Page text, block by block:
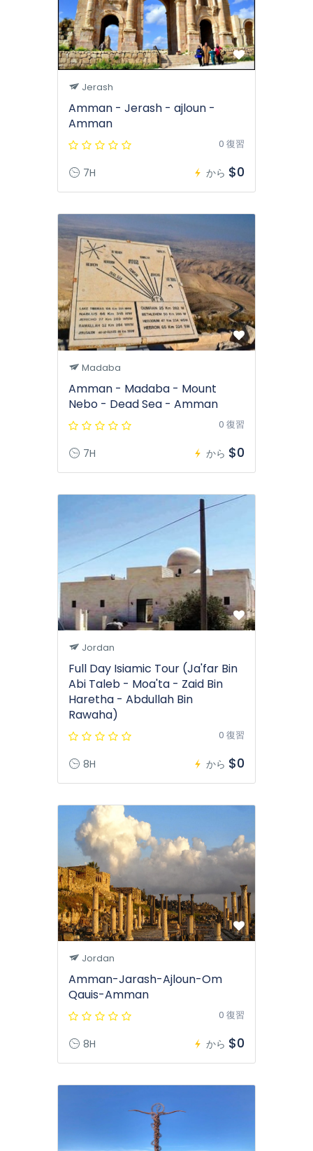
Jerash
Amman - Jerash - ajloun -
Amman
0 復習
7H から $0
Madaba
Amman - Madaba - Mount
Nebo - Dead Sea - Amman
0 復習
7H から $0
Jordan
Full Day Isiamic Tour (Ja'far Bin
Abi Taleb - Moa'ta - Zaid Bin
Haretha - Abdullah Bin
Rawaha)
0 復習
8H から $0
Jordan
Amman-Jarash-Ajloun-Om
Qauis-Amman
0 復習
8H から $0